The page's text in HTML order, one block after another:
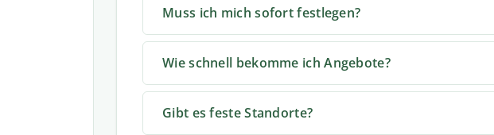
Muss ich mich sofort festlegen?
Wie schnell bekomme ich Angebote?
Gibt es feste Standorte?